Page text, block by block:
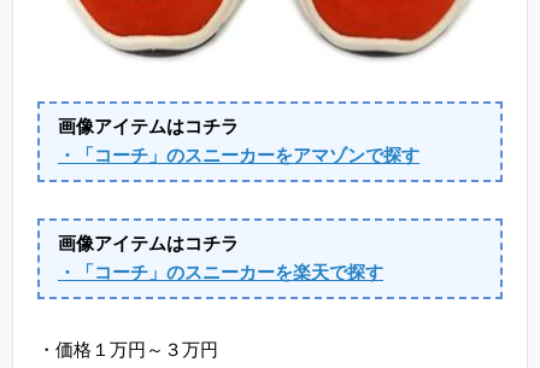
画像アイテムはコチラ
・「コーチ」のスニーカーをアマゾンで探す
画像アイテムはコチラ
・「コーチ」のスニーカーを楽天で探す
・価格１万円～３万円